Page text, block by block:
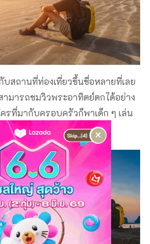
บสถานที่ท่องเที่ยวขึ้นชื่อหลายที่เลย
ามารถชมวิวพระอาทิตย์ตกได้อย่าง
ครที่มากับครอบครัวก็พาเด็ก ๆ เล่น
ย่างสบายใจ
×